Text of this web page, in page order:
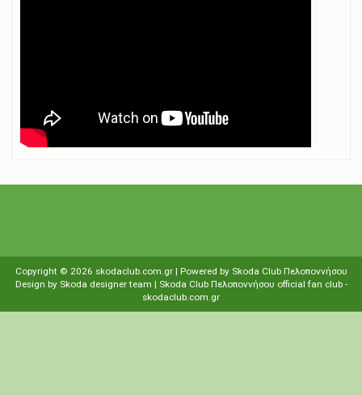
Copyright © 2026 skodaclub.com.gr | Powered by Skoda Club Πελοποννήσου
Design by Skoda designer team | Skoda Club Πελοποννήσου οfficial fan club -
skodaclub.com.gr